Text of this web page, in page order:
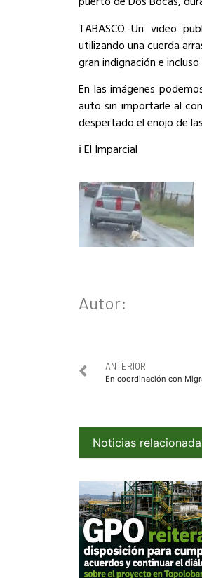
TABASCO.-Un video
utilizando una cuerda
gran indignación e
En las imágenes
auto sin importarle al
despertado el enojo de
ℹ️ El Imparcial
Autor:
ANTERIOR
Noticias